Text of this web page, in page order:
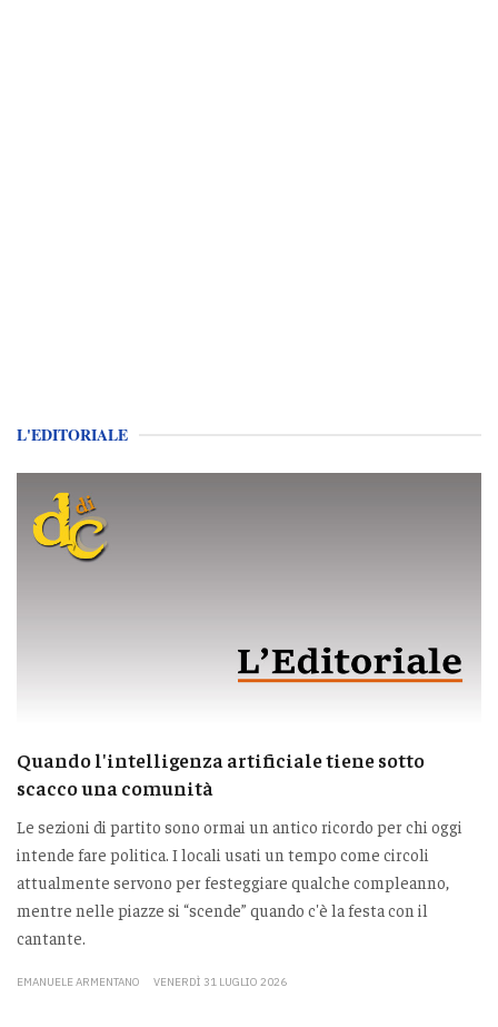
L'EDITORIALE
Quando l'intelligenza artificiale tiene sotto
scacco una comunità
Le sezioni di partito sono ormai un antico ricordo per chi oggi
intende fare politica. I locali usati un tempo come circoli
attualmente servono per festeggiare qualche compleanno,
mentre nelle piazze si “scende” quando c'è la festa con il
cantante.
EMANUELE ARMENTANO VENERDÌ 31 LUGLIO 2026